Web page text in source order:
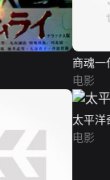
商魂一
电影
太平洋
电影